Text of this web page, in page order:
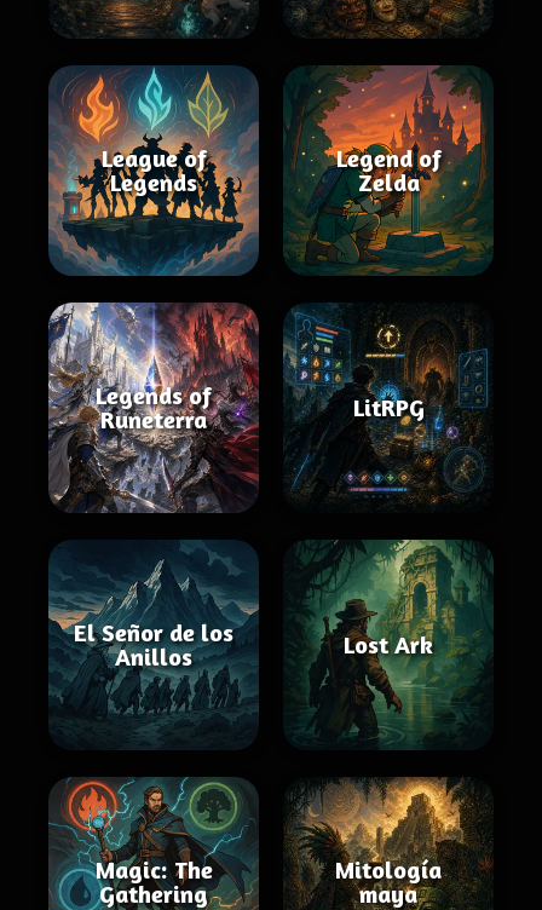
League of
Legends
Legend of
Zelda
Legends of
Runeterra
LitRPG
El Señor de los
Anillos
Lost Ark
Magic: The
Gathering
Mitología
maya